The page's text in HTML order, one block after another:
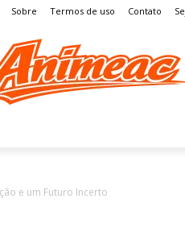
Sobre Termos de uso Contato
e um Futuro Incerto